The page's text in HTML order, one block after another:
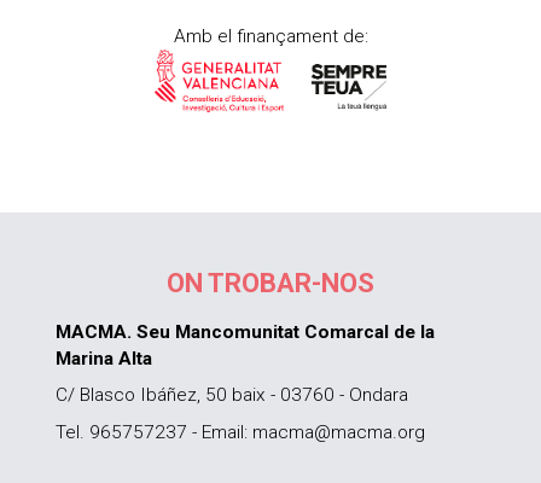
Amb el finançament de:
ON TROBAR-NOS
MACMA. Seu Mancomunitat Comarcal de la
Marina Alta
C/ Blasco Ibáñez, 50 baix - 03760 - Ondara
Tel. 965757237 - Email: macma@macma.org